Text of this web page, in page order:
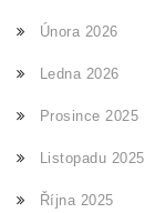
Února 2026
Ledna 2026
Prosince 2025
Listopadu 2025
Října 2025